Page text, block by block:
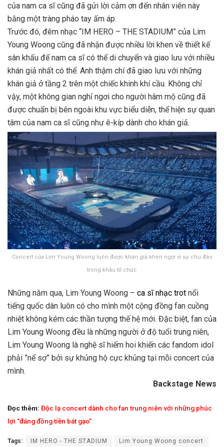
của nam ca sĩ cũng đã gửi lời cảm ơn đến nhân viên này
bằng một tràng pháo tay ấm áp.
Trước đó, đêm nhạc “IM HERO – THE STADIUM” của Lim
Young Woong cũng đã nhận được nhiều lời khen về thiết kế
sân khấu để nam ca sĩ có thể di chuyển và giao lưu với nhiều
khán giả nhất có thể. Anh thậm chí đã giao lưu với những
khán giả ở tầng 2 trên một chiếc khinh khí cầu. Không chỉ
vậy, một không gian nghỉ ngơi cho người hâm mộ cũng đã
được chuẩn bị bên ngoài khu vực biểu diễn, thể hiện sự quan
tâm của nam ca sĩ cũng như ê-kíp dành cho khán giả.
Concert của Lim Young Woong luôn được khán giả khen ngợi vì sự chu đáo
trong khâu tổ chức
Những năm qua, Lim Young Woong – ca sĩ nhạc trot nổi
tiếng quốc dân luôn có cho mình một cộng đồng fan cuồng
nhiệt không kém các thần tượng thế hệ mới. Đặc biệt, fan của
Lim Young Woong đều là những người ở độ tuổi trung niên,
Lim Young Woong là nghệ sĩ hiếm hoi khiến các fandom idol
phải ”nể sợ” bởi sự khủng hộ cực khủng tại mỗi concert của
mình.
Backstage News
Đọc thêm: Độc lạ concert dành cho fan trung niên với những phúc
lợi “đáng đồng tiền bát gạo”
Tags: IM HERO - THE STADIUM Lim Young Woong concert